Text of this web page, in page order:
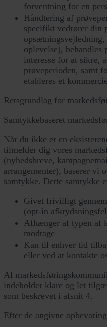
forventning for en
Håndtering af
specifikt vedrører din
oplevelse), behandles
interesse for at sikre,
prøveperioden, samt
etableres et
Retsgrundlag for
Samtykkebaseret
Når du ikke er en
tilmelder dig vores
(nyhedsbreve,
arrangementer), baserer vi
samtykke. Dette samtykke
Givet frivilligt
(opt-in
Afhænger af typen af
modtage
Kan til enhver tid
eller ved at kontakte os
Al
indeholder klare og let
som beskrevet i afsnit 4.
Efter de angivne